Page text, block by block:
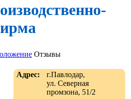
Отзывы
Адрес:
г.Павлодар,
ул. Северная
промзона, 51/2